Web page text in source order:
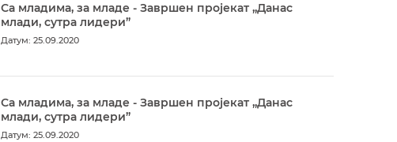
Са младима, за младе - Завршен пројекат „Данас
млади, сутра лидери”
Датум: 25.09.2020
Са младима, за младе - Завршен пројекат „Данас
млади, сутра лидери”
Датум: 25.09.2020